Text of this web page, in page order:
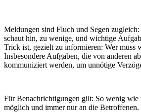
Meldungen sind Fluch und Segen
schaut hin, zu wenige, und wichtige
Trick ist, gezielt zu informieren: Wer muss
Insbesondere Aufgaben, die von anderen
kommuniziert werden, um unnötige
Für Benachrichtigungen gilt: So wenig
möglich und immer nur an die Betroffenen.